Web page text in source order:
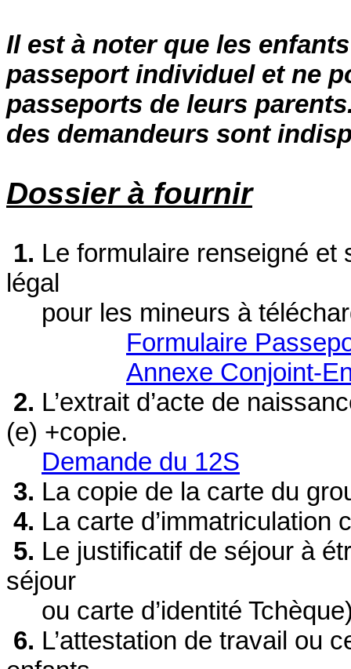
Il est à noter que les
passeport individuel et ne
passeports de leurs
des demandeurs sont
Dossier à fournir
1. Le formulaire renseigné et
légal
pour les mineurs à
Formulaire
Annexe Conjoint-
2. L’extrait d’acte de
(e) +copie.
Demande du 12S
3. La copie de la carte du
4. La carte d’immatriculation
5. Le justificatif de séjour à
séjour
ou carte d’identité
6. L’attestation de travail ou